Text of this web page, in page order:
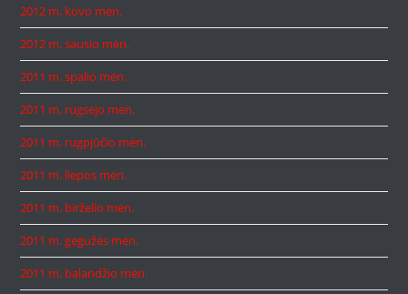
2012 m. kovo mėn.
2012 m. sausio mėn.
2011 m. spalio mėn.
2011 m. rugsėjo mėn.
2011 m. rugpjūčio mėn.
2011 m. liepos mėn.
2011 m. birželio mėn.
2011 m. gegužės mėn.
2011 m. balandžio mėn.